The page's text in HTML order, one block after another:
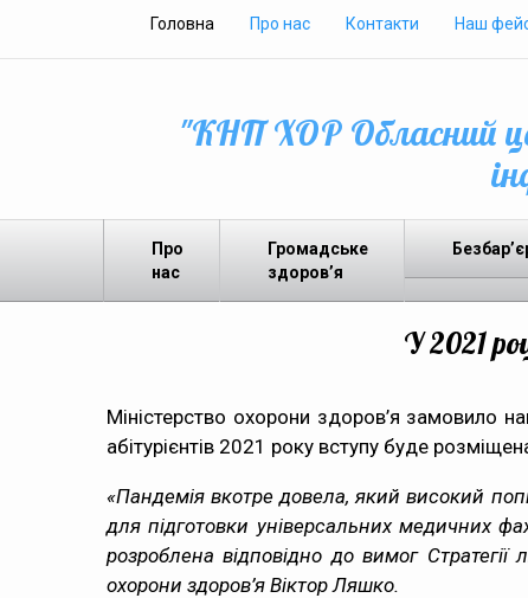
Головна Про нас Контакти Наш
"КНП ХОР Обласний
Про
нас
Громадське
здоров’я
У 2021
Міністерство охорони здоров’я замовило
абітурієнтів 2021 року вступу буде
«Пандемія вкотре довела, який високий
для підготовки універсальних медичних
розроблена відповідно до вимог
охорони здоров’я Віктор Ляшко.